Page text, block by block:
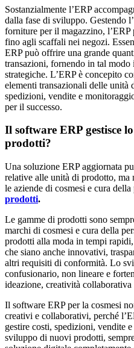
Sostanzialmente l’ERP
dalla fase di sviluppo. Gestendo
forniture per il magazzino,
fino agli scaffali nei negozi.
ERP può offrire una grande
transazioni, fornendo in tal
strategiche. L’ERP è concepito
elementi transazionali delle unità
spedizioni, vendite e
per il successo.
Il software ERP gestisce
prodotti?
Una soluzione ERP aggiornata
relative alle unità di prodotto, ma
le aziende di cosmesi e cura della
prodotti.
Le gamme di prodotti sono
marchi di cosmesi e cura della
prodotti alla moda in tempi
che siano anche innovativi,
altri requisiti di conformità. Lo
confusionario, non lineare e
ideazione, creatività
Il software ERP per la cosmesi
creativi e collaborativi, perché
gestire costi, spedizioni, vendite
sviluppo di nuovi prodotti,